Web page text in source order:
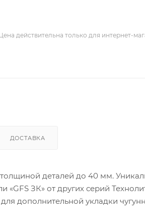
действительна только для интернет-
ДОСТАВКА
деталей до 40 мм.
ЗК» от других серий
дополнительной укладки